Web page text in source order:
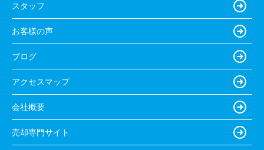
スタッフ
お客様の声
ブログ
アクセスマップ
会社概要
売却専門サイト